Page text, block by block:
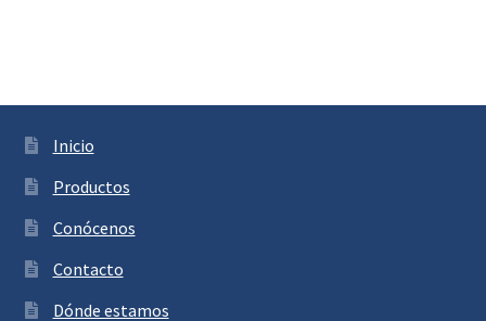
Inicio
Productos
Conócenos
Contacto
Dónde estamos